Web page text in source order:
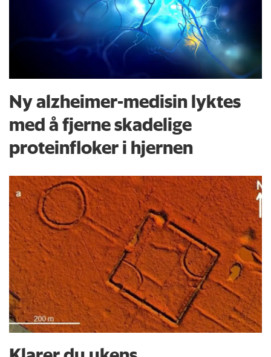
Ny alzheimer-medisin lyktes
med å fjerne skadelige
proteinfloker i hjernen